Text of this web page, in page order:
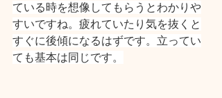
ている時を想像してもらうとわかりや
すいですね。疲れていたり気を抜くと
すぐに後傾になるはずです。立ってい
ても基本は同じです。